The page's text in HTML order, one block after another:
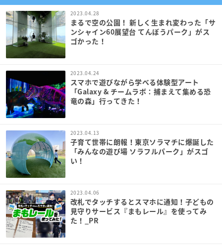
2023.04.28
まるで空の公園！ 新しく生まれ変わった「サ
ンシャイン60展望台 てんぼうパーク」がス
ゴかった！
2023.04.24
スマホで遊びながら学べる体験型アート
「Galaxy & チームラボ：捕まえて集める恐
竜の森」行ってきた！
2023.04.13
子育て世帯に朗報！東京ソラマチに爆誕した
「みんなの遊び場 ソラフルパーク」がスゴ
い！
2023.04.06
改札でタッチするとスマホに通知！子どもの
見守りサービス『まもレール』を使ってみ
た！_PR